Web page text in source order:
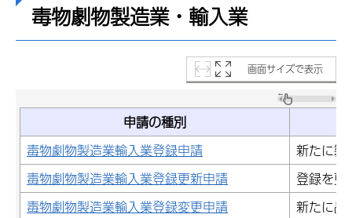
毒物劇物製造業・輸入業
画面サイズで表示
申請の種別
毒物劇物製造業輸入業登録申請
新たに製
毒物劇物製造業輸入業登録更新申請
登録を更
毒物劇物製造業輸入業登録変更申請
新たに品